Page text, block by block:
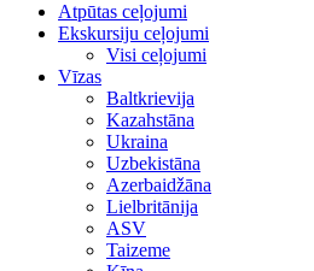
Atpūtas ceļojumi
Ekskursiju ceļojumi
Visi ceļojumi
Vīzas
Baltkrievija
Kazahstāna
Ukraina
Uzbekistāna
Azerbaidžāna
Lielbritānija
ASV
Taizeme